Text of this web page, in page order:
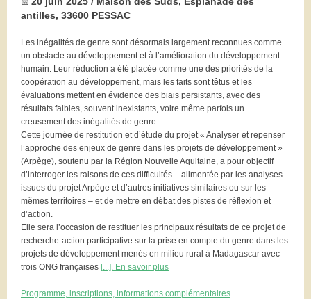
📅
antilles, 33600 PESSAC
Les inégalités de genre sont désormais largement reconnues comme
un obstacle au développement et à l’amélioration du développement
humain. Leur réduction a été placée comme une des priorités de la
coopération au développement, mais les faits sont têtus et les
évaluations mettent en évidence des biais persistants, avec des
résultats faibles, souvent inexistants, voire même parfois un
creusement des inégalités de genre.
Cette journée de restitution et d’étude du projet « Analyser et repenser
l’approche des enjeux de genre dans les projets de développement »
(Arpège), soutenu par la Région Nouvelle Aquitaine, a pour objectif
d’interroger les raisons de ces difficultés – alimentée par les analyses
issues du projet Arpège et d’autres initiatives similaires ou sur les
mêmes territoires – et de mettre en débat des pistes de réflexion et
d’action.
Elle sera l’occasion de restituer les principaux résultats de ce projet de
recherche-action participative sur la prise en compte du genre dans les
projets de développement menés en milieu rural à Madagascar avec
trois ONG françaises [...]. En savoir plus
Programme, inscriptions, informations complémentaires